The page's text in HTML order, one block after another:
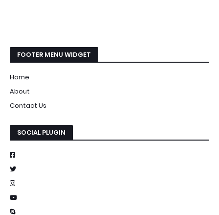
FOOTER MENU WIDGET
Home
About
Contact Us
SOCIAL PLUGIN